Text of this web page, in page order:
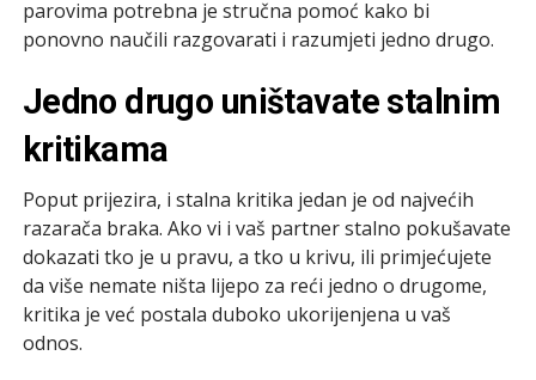
parovima potrebna je stručna pomoć kako bi
ponovno naučili razgovarati i razumjeti jedno drugo.
Jedno drugo uništavate stalnim
kritikama
Poput prijezira, i stalna kritika jedan je od najvećih
razarača braka. Ako vi i vaš partner stalno pokušavate
dokazati tko je u pravu, a tko u krivu, ili primjećujete
da više nemate ništa lijepo za reći jedno o drugome,
kritika je već postala duboko ukorijenjena u vaš
odnos.